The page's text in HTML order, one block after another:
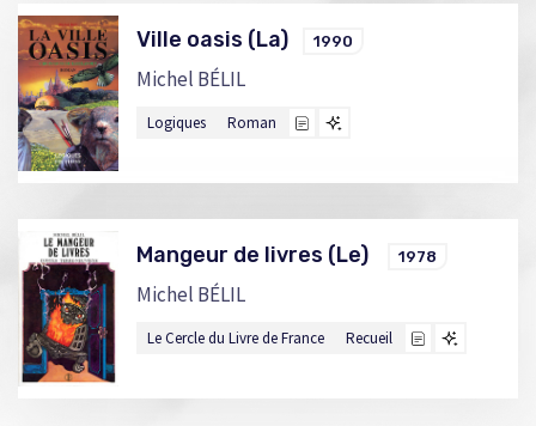
Ville oasis (La) 1990
Michel BÉLIL
Logiques Roman
Mangeur de livres (Le) 1978
Michel BÉLIL
Le Cercle du Livre de France Recueil